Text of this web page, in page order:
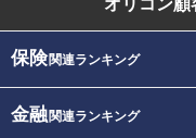
オリコン顧
保険関連ランキング
金融関連ランキング